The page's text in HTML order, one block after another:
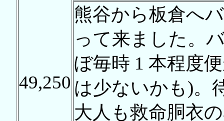
49,250
熊谷から板倉へ
って来ました。
ぼ毎時 1 本程度
は少ないかも)。
大人も救命胴衣